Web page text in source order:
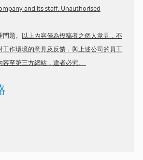
and its staff. Unauthorised
題。 以上內容僅為投稿者之個人意見，不
作環境的意見及反饋，與上述公司的員工
至第三方網站，違者必究。